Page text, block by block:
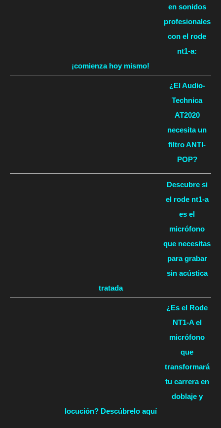
en sonidos
profesionales
con el rode
nt1-a:
¡comienza hoy mismo!
¿El Audio-
Technica
AT2020
necesita un
filtro ANTI-
POP?
Descubre si
el rode nt1-a
es el
micrófono
que necesitas
para grabar
sin acústica
tratada
¿Es el Rode
NT1-A el
micrófono
que
transformará
tu carrera en
doblaje y
locución? Descúbrelo aquí